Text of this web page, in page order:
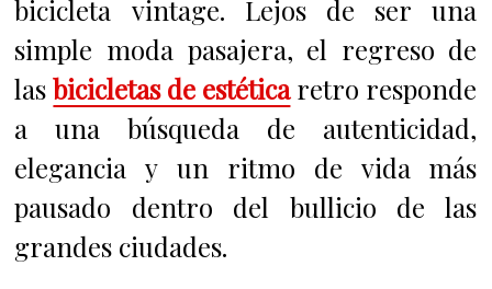
bicicleta vintage. Lejos de ser una
simple moda pasajera, el regreso de
lasbicicletas de estéticaretro responde
a una búsqueda de autenticidad,
elegancia y un ritmo de vida más
pausado dentro del bullicio de las
grandes ciudades.